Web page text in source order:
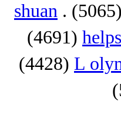
shuan . (5065)
(4691)
(4428) L